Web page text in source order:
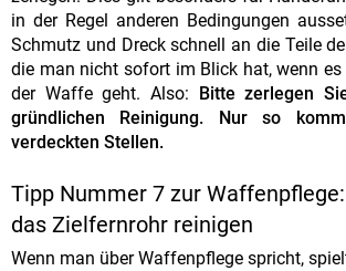
in der Regel anderen Bedingungen
Schmutz und Dreck schnell an die Teile
die man nicht sofort im Blick hat, wenn es
der Waffe geht. Also:
Bitte zerlegen
gründlichen Reinigung. Nur so
verdeckten Stellen.
Tipp Nummer 7 zur
das Zielfernrohr reinigen
Wenn man über Waffenpflege spricht,